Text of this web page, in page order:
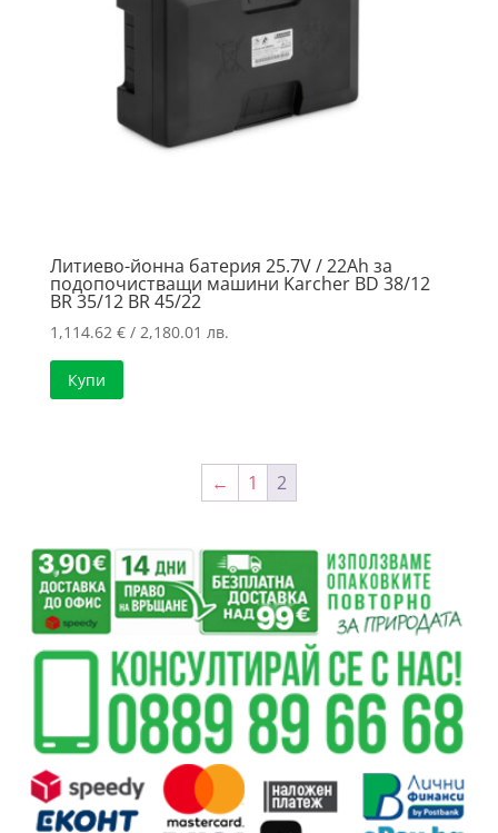
Литиево-йонна батерия 25.7V / 22Ah за
подопочистващи машини Karcher BD 38/12
BR 35/12 BR 45/22
1,114.62 €/ 2,180.01 лв.
Купи
← 1 2